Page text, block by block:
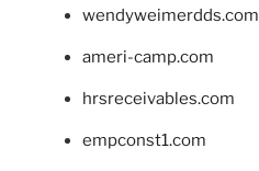
wendyweimerdds.com
ameri-camp.com
hrsreceivables.com
empconst1.com